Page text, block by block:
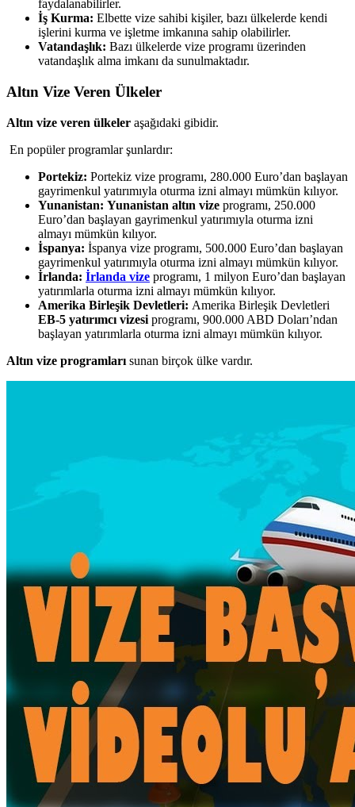
faydalanabilirler.
İş Kurma: Elbette vize sahibi kişiler, bazı ülkelerde kendi
işlerini kurma ve işletme imkanına sahip olabilirler.
Vatandaşlık: Bazı ülkelerde vize programı üzerinden
vatandaşlık alma imkanı da sunulmaktadır.
Altın Vize Veren Ülkeler
Altın vize veren ülkeler aşağıdaki gibidir.
En popüler programlar şunlardır:
Portekiz: Portekiz vize programı, 280.000 Euro’dan başlayan
gayrimenkul yatırımıyla oturma izni almayı mümkün kılıyor.
Yunanistan: Yunanistan altın vize programı, 250.000
Euro’dan başlayan gayrimenkul yatırımıyla oturma izni
almayı mümkün kılıyor.
İspanya: İspanya vize programı, 500.000 Euro’dan başlayan
gayrimenkul yatırımıyla oturma izni almayı mümkün kılıyor.
İrlanda: İrlanda vize programı, 1 milyon Euro’dan başlayan
yatırımlarla oturma izni almayı mümkün kılıyor.
Amerika Birleşik Devletleri: Amerika Birleşik Devletleri
EB-5 yatırımcı vizesi programı, 900.000 ABD Doları’ndan
başlayan yatırımlarla oturma izni almayı mümkün kılıyor.
Altın vize programları sunan birçok ülke vardır.